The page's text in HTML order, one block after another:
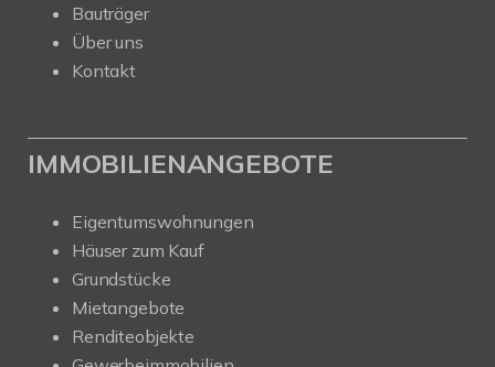
Bauträger
Über uns
Kontakt
IMMOBILIENANGEBOTE
Eigentumswohnungen
Häuser zum Kauf
Grundstücke
Mietangebote
Renditeobjekte